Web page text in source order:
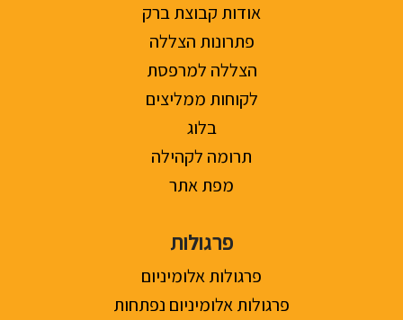
אודות קבוצת ברק
פתרונות הצללה
הצללה למרפסת
לקוחות ממליצים
בלוג
תרומה לקהילה
מפת אתר
פרגולות
פרגולות אלומיניום
פרגולות אלומיניום נפתחות